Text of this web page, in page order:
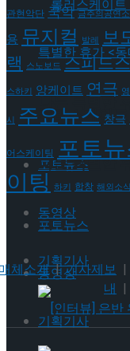
롤러스케이트
나는 특별한
포토뉴스
동영상
기획기사
롤러스케이
나는 특별한
포토뉴스
동영상
기획기사
관현악단 국악 금주의공연
용 뮤지컬 발레 보
랙 스노보드 스피드
스하키 앙케이트 연극
시 주요뉴스 창극
어스케이팅 포토
이팅 하키 합창 해외소식
체소개|기사제보 |
내 |